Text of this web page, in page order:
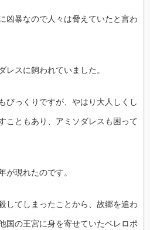
凶暴なので人々は脅えていたと言わ
レスに飼われていました。
びっくりですが、やはり大人しくし
こともあり、アミソダレスも困って
が現れたのです。
してしまったことから、故郷を追わ
国の王宮に身を寄せていたベレロポ